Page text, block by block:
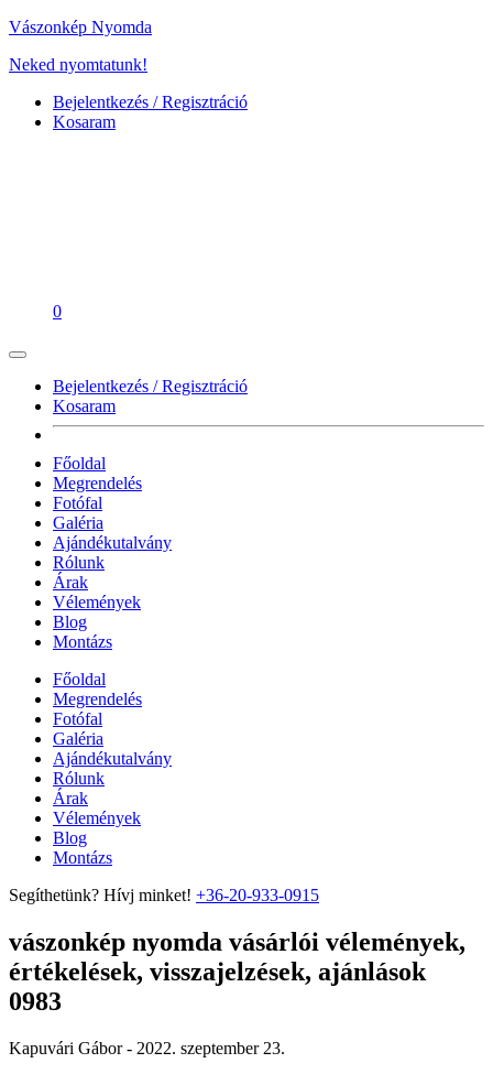
Vászonkép Nyomda
Neked nyomtatunk!
Bejelentkezés / Regisztráció
Kosaram
0
Bejelentkezés / Regisztráció
Kosaram
Főoldal
Megrendelés
Fotófal
Galéria
Ajándékutalvány
Rólunk
Árak
Vélemények
Blog
Montázs
Főoldal
Megrendelés
Fotófal
Galéria
Ajándékutalvány
Rólunk
Árak
Vélemények
Blog
Montázs
Segíthetünk? Hívj minket! +36-20-933-0915
vászonkép nyomda vásárlói vélemények,
értékelések, visszajelzések, ajánlások
0983
Kapuvári Gábor - 2022. szeptember 23.